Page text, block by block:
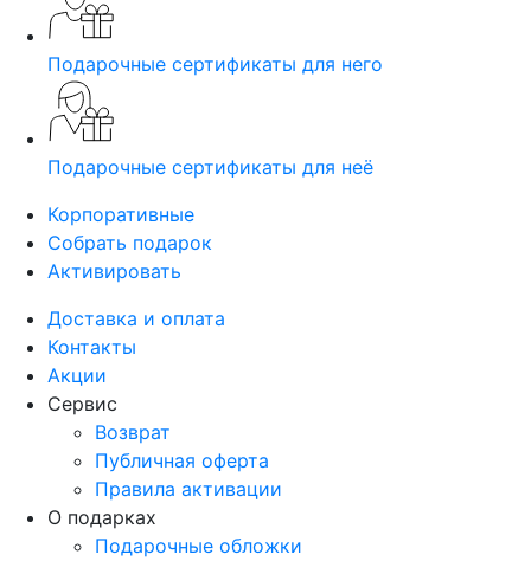
Подарочные сертификаты для него
Подарочные сертификаты для неё
Корпоративные
Собрать подарок
Активировать
Доставка и оплата
Контакты
Акции
Сервис
Возврат
Публичная оферта
Правила активации
О подарках
Подарочные обложки